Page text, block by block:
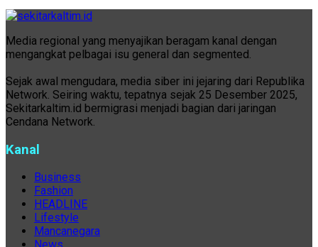
Media regional yang menyajikan beragam kanal dengan
mengangkat pelbagai isu general dan segmented.
Sejak awal mengudara, media siber ini jejaring dari Republika
Network. Seiring waktu, tepatnya sejak 25 Desember 2025,
Sekitarkaltim.id bermigrasi menjadi bagian dari jaringan
Cendana Network.
Kanal
Business
Fashion
HEADLINE
Lifestyle
Mancanegara